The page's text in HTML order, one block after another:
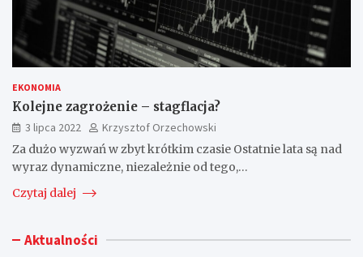
EKONOMIA
Kolejne zagrożenie – stagflacja?
3 lipca 2022
Krzysztof Orzechowski
Za dużo wyzwań w zbyt krótkim czasie Ostatnie lata są nad
wyraz dynamiczne, niezależnie od tego,…
Czytaj dalej
Aktualności